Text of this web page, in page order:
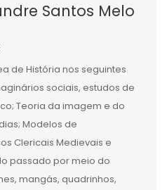
Santos Melo
de História nos seguintes
sociais, estudos de
Teoria da imagem e do
Modelos de
Clericais Medievais e
passado por meio do
mangás, quadrinhos,